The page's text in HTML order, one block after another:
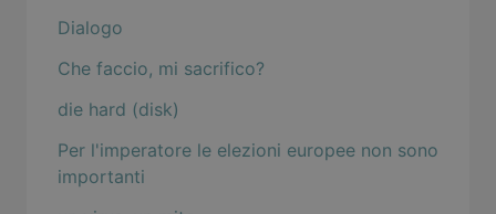
Dialogo
Che faccio, mi sacrifico?
die hard (disk)
Per l'imperatore le elezioni europee non sono
importanti